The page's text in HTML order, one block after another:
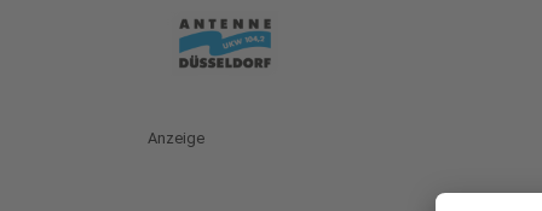
Anzeige